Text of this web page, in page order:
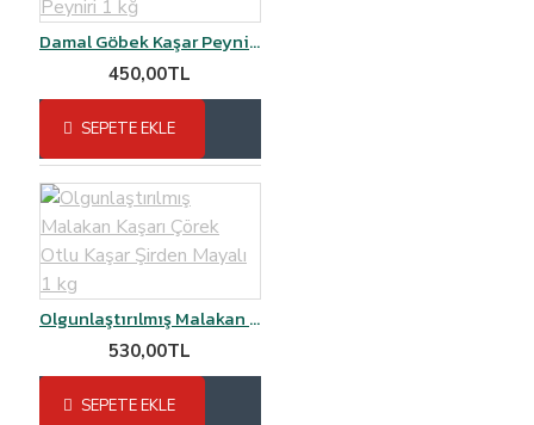
Damal Göbek Kaşar Peyniri 1 kğ
450,00TL
SEPETE EKLE
Olgunlaştırılmış Malakan Kaşarı Çörek Otlu Kaşar Şirden Mayalı 1 kg
530,00TL
SEPETE EKLE